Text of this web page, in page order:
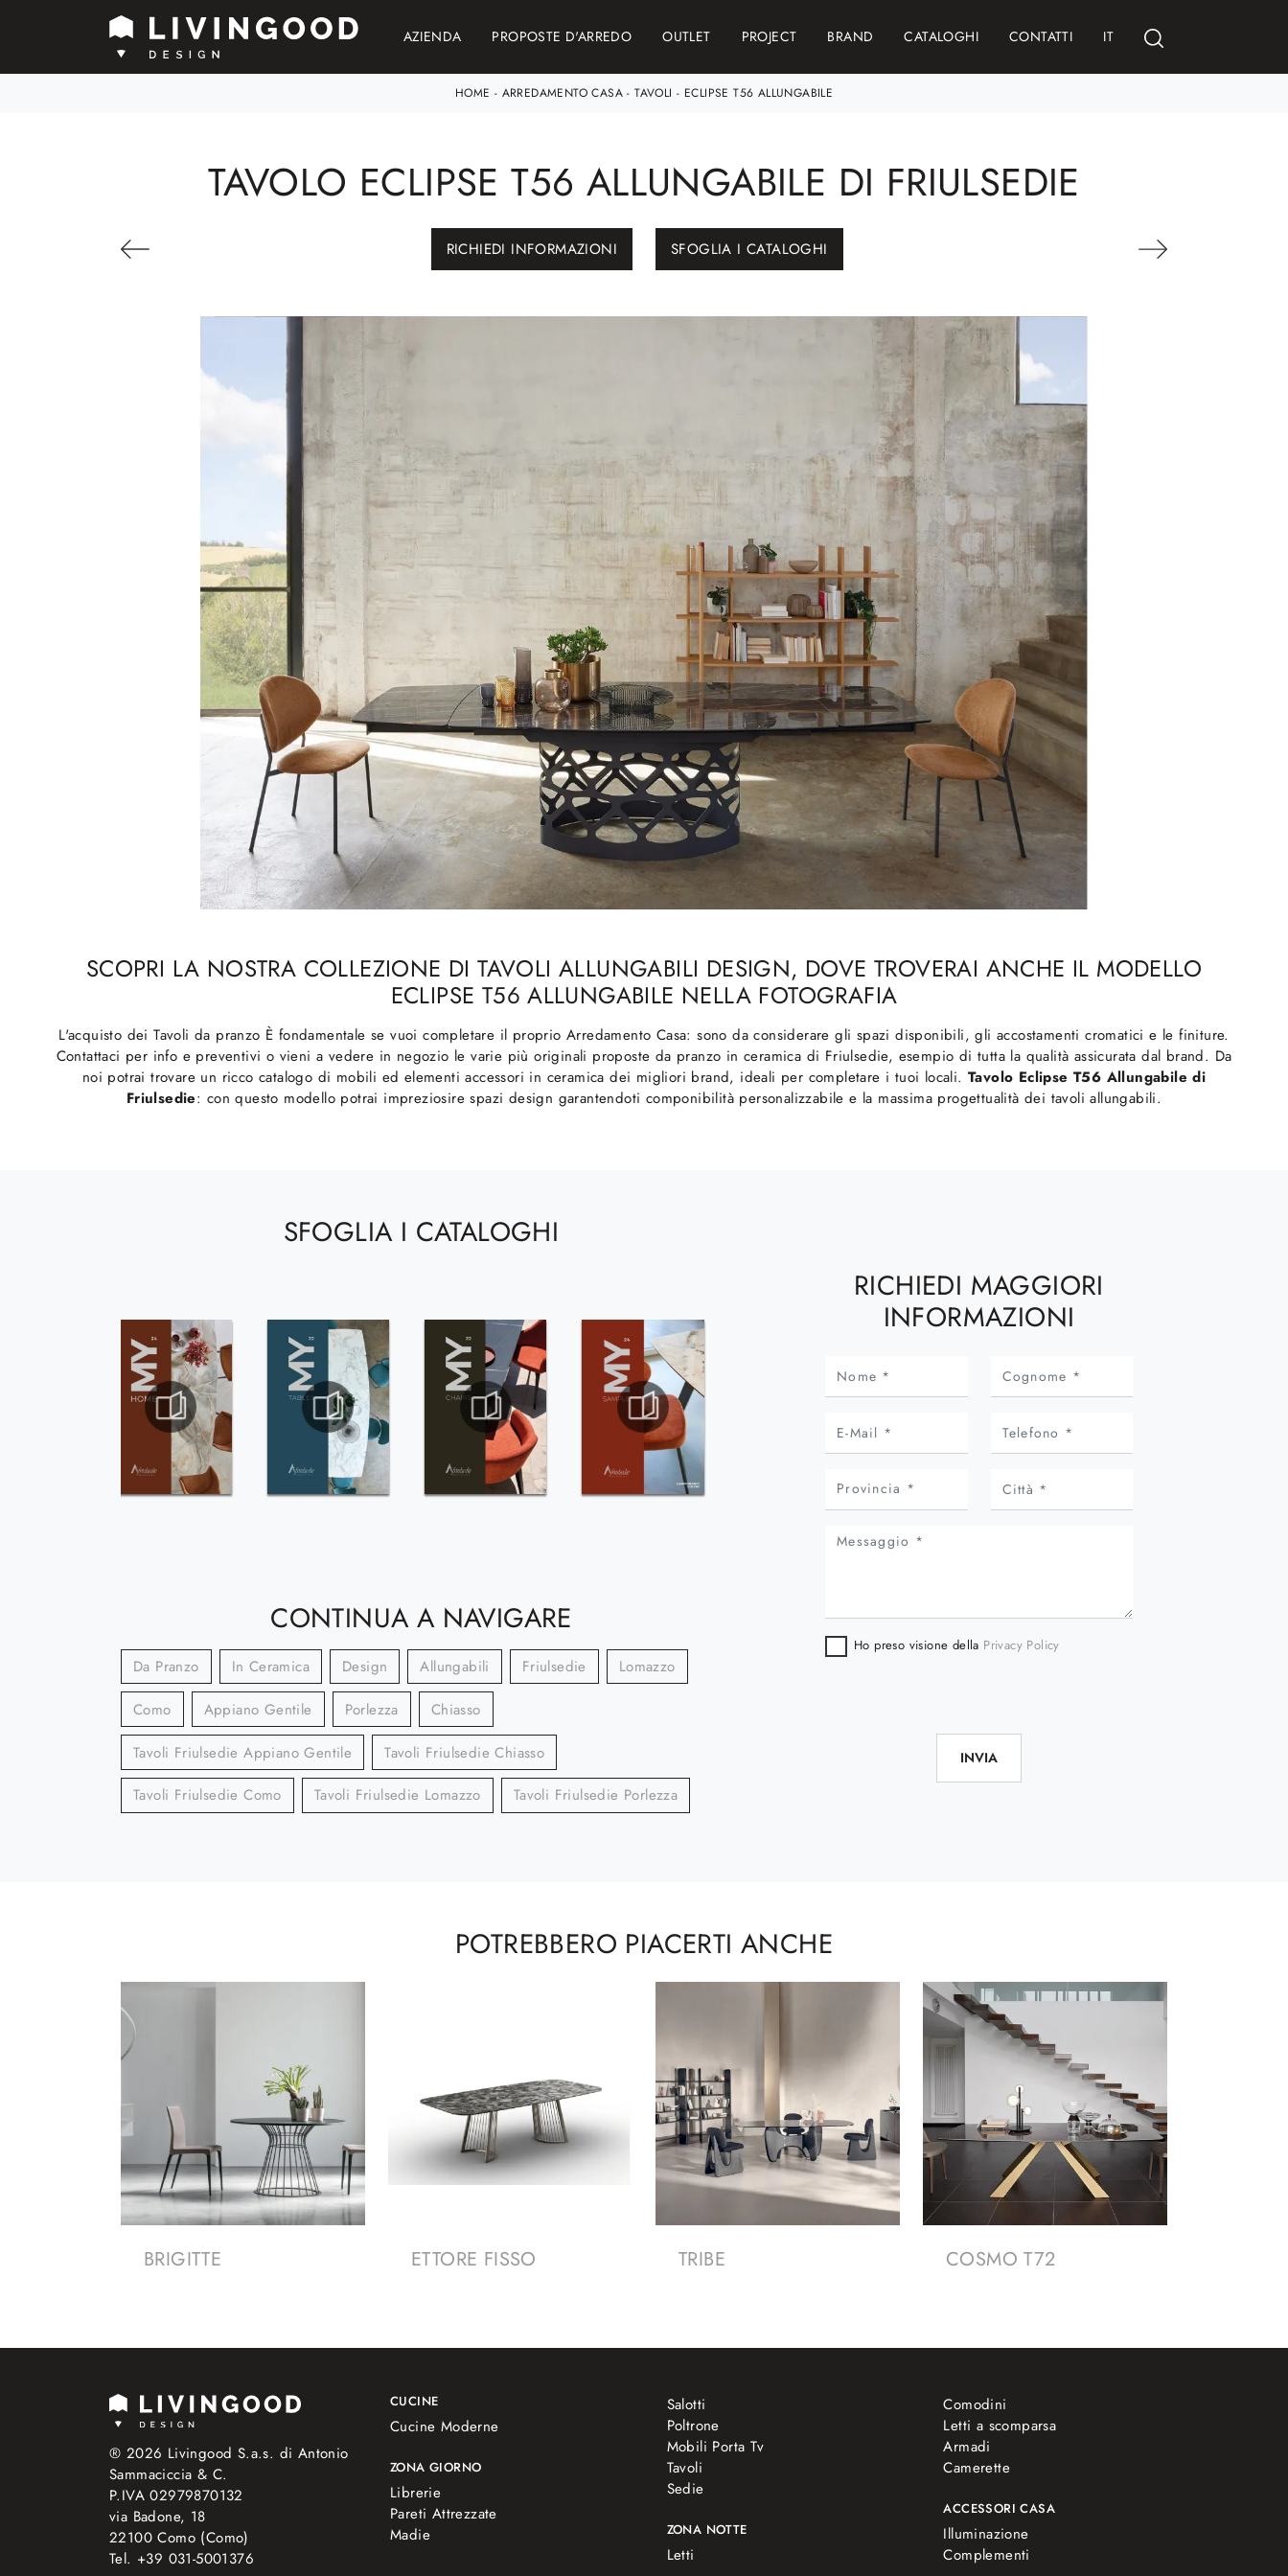
AZIENDA PROPOSTE D'ARREDO OUTLET PROJECT BRAND CATALOGHI CONTATTI IT
HOME - ARREDAMENTO CASA -TAVOLI - ECLIPSE T56 ALLUNGABILE
TAVOLO ECLIPSE T56 ALLUNGABILE DI FRIULSEDIE
RICHIEDI INFORMAZIONI SFOGLIA I CATALOGHI
SCOPRI LA NOSTRA COLLEZIONE DI TAVOLI ALLUNGABILI DESIGN, DOVE TROVERAI ANCHE IL MODELLO
ECLIPSE T56 ALLUNGABILE NELLA FOTOGRAFIA
L'acquisto dei Tavoli da pranzo È fondamentale se vuoi completare il proprio Arredamento Casa: sono da considerare gli spazi disponibili, gli accostamenti cromatici e le finiture.
Contattaci per info e preventivi o vieni a vedere in negozio le varie più originali proposte da pranzo in ceramica di Friulsedie, esempio di tutta la qualità assicurata dal brand. Da
noi potrai trovare un ricco catalogo di mobili ed elementi accessori in ceramica dei migliori brand, ideali per completare i tuoi locali. Tavolo Eclipse T56 Allungabile di
Friulsedie: con questo modello potrai impreziosire spazi design garantendoti componibilità personalizzabile e la massima progettualità dei tavoli allungabili.
SFOGLIA I CATALOGHI
CONTINUA A NAVIGARE
Da Pranzo In Ceramica Design Allungabili Friulsedie Lomazzo
Como Appiano Gentile Porlezza Chiasso
Tavoli Friulsedie Appiano Gentile Tavoli Friulsedie Chiasso
Tavoli Friulsedie Como Tavoli Friulsedie Lomazzo Tavoli Friulsedie Porlezza
RICHIEDI MAGGIORI
INFORMAZIONI
Ho preso visione della Privacy Policy
INVIA
POTREBBERO PIACERTI ANCHE
BRIGITTE ETTORE FISSO TRIBE COSMO T72
® 2026 Livingood S.a.s. di Antonio
Sammaciccia & C.
P.IVA 02979870132
via Badone, 18
22100 Como (Como)
Tel. +39 031-5001376
CUCINE
Cucine Moderne
ZONA GIORNO
Librerie
Pareti Attrezzate
Madie
Salotti
Poltrone
Mobili Porta Tv
Tavoli
Sedie
ZONA NOTTE
Letti
Comodini
Letti a scomparsa
Armadi
Camerette
ACCESSORI CASA
Illuminazione
Complementi